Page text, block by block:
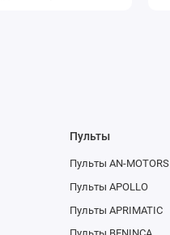
Пульты
Пульты AN-MOTORS
Пульты APOLLO
Пульты APRIMATIC